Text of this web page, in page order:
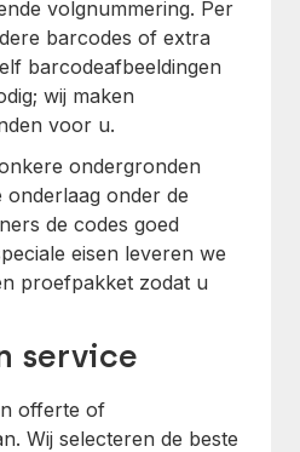
volgnummering. Per
barcodes of extra
barcodeafbeeldingen
wij maken
voor u.
ondergronden
onder de
de codes goed
eisen leveren we
proefpakket zodat u
service
offerte of
Wij selecteren de beste